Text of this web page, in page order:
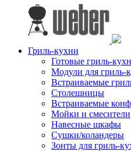
Гриль-кухни
Готовые гриль-
Модули для гриль-
Встраиваемые
Столешницы
Встраиваемые
Мойки и смесители
Навесные шкафы
Сушки/коландеры
Зонты для гриль-